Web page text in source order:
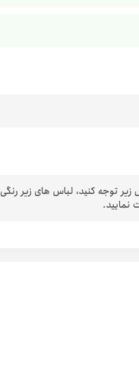
زیر توجه کنید، لباس های زیر
نمایید.